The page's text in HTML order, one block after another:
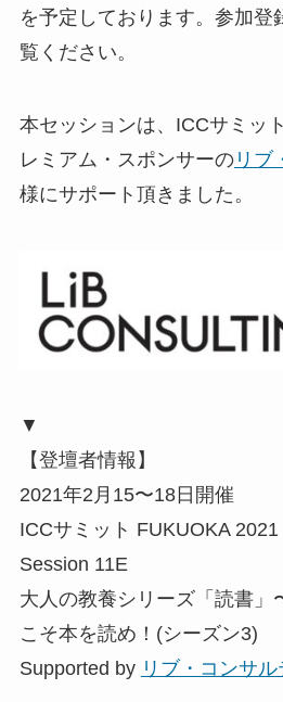
を予定しております。参加登
覧ください。
本セッションは、ICCサミッ
レミアム・スポンサーのリブ
様にサポート頂きました。
▼
【登壇者情報】
2021年2月15〜18日開催
ICCサミット FUKUOKA 2021
Session 11E
大人の教養シリーズ「読書」
こそ本を読め！(シーズン3)
Supported by リブ・コンサ